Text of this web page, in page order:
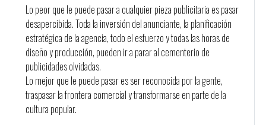
Lo peor que le puede pasar a cualquier pieza publicitaria es pasar
desapercibida. Toda la inversión del anunciante, la planificación
estratégica de la agencia, todo el esfuerzo y todas las horas de
diseño y producción, pueden ir a parar al cementerio de
publicidades olvidadas.
Lo mejor que le puede pasar es ser reconocida por la gente,
traspasar la frontera comercial y transformarse en parte de la
cultura popular.